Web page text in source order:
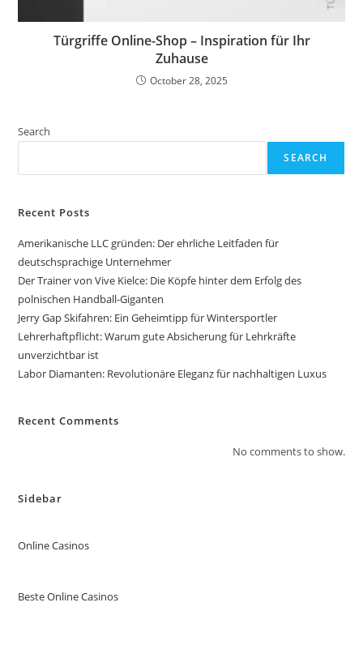
Türgriffe Online-Shop – Inspiration für Ihr
Zuhause
October 28, 2025
Search
SEARCH
Recent Posts
Amerikanische LLC gründen: Der ehrliche Leitfaden für
deutschsprachige Unternehmer
Der Trainer von Vive Kielce: Die Köpfe hinter dem Erfolg des
polnischen Handball-Giganten
Jerry Gap Skifahren: Ein Geheimtipp für Wintersportler
Lehrerhaftpflicht: Warum gute Absicherung für Lehrkräfte
unverzichtbar ist
Labor Diamanten: Revolutionäre Eleganz für nachhaltigen Luxus
Recent Comments
No comments to show.
Sidebar
Online Casinos
Beste Online Casinos